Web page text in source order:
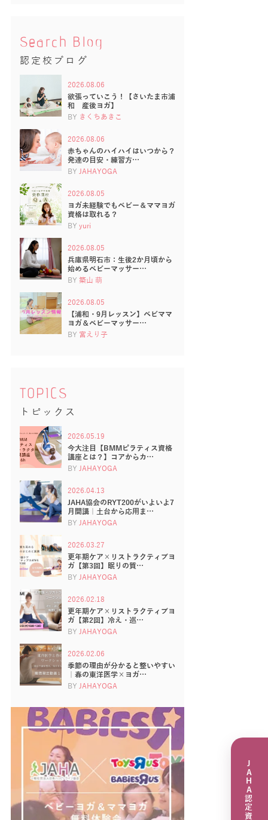
Search Blog
認定校ブログ
2026.08.06
欲張っていこう！【さいたま市浦
和 産後ヨガ】
BY きくちあきこ
2026.08.06
赤ちゃんのハイハイはいつから？
発達の目安・練習方…
BY JAHAYOGA
2026.08.05
ヨガ未経験でもベビー＆ママヨガ
資格は取れる？
BY yuri
2026.08.05
兵庫県明石市：生後2か月頃から
始めるベビーマッサー…
BY 築山 萌
2026.08.05
【浦和・9月レッスン】ベビママ
ヨガ＆ベビーマッサー…
BY 宮えり子
TOPICS
トピックス
2026.05.19
今大注目【BMMピラティス資格
講座とは？】コアからカ…
BY JAHAYOGA
2026.04.13
JAHA協会のRYT200がいよいよ7
月開講｜土台から応用ま…
BY JAHAYOGA
2026.03.27
更年期ケア×リストラクティブヨ
ガ【第3回】眠りの質…
BY JAHAYOGA
2026.02.18
更年期ケア×リストラクティブヨ
ガ【第2回】冷え・巡…
BY JAHAYOGA
2026.02.06
季節の理由が分かると整いやすい
｜春の東洋医学×ヨガ…
BY JAHAYOGA